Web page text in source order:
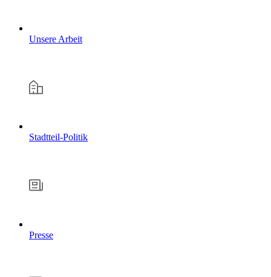
Unsere Arbeit
Stadtteil-Politik
Presse